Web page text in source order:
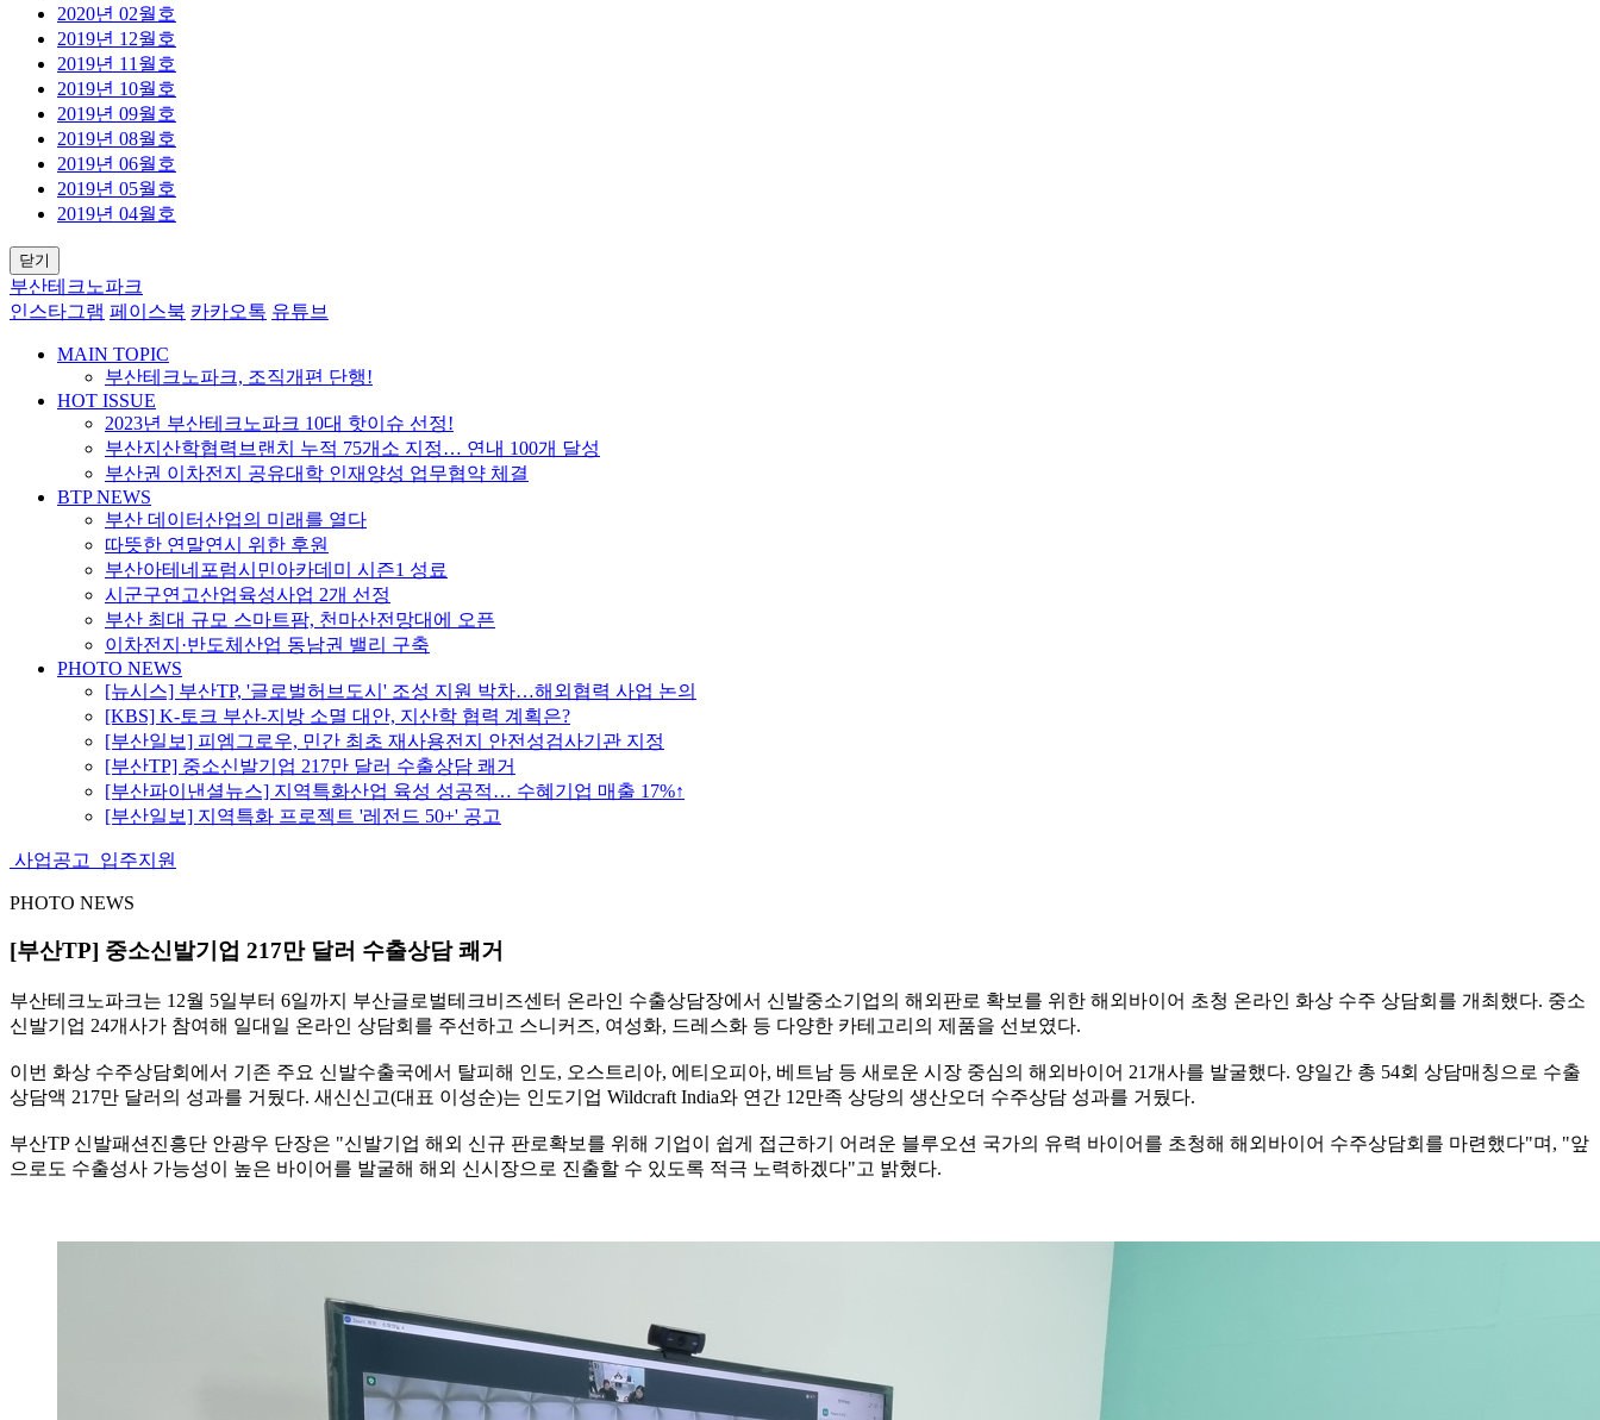
2020년 02월호
2019년 12월호
2019년 11월호
2019년 10월호
2019년 09월호
2019년 08월호
2019년 06월호
2019년 05월호
2019년 04월호
닫기
부산테크노파크
인스타그램 페이스북 카카오톡 유튜브
MAIN TOPIC
부산테크노파크, 조직개편 단행!
HOT ISSUE
2023년 부산테크노파크 10대 핫이슈 선정!
부산지산학협력브랜치 누적 75개소 지정… 연내 100개 달성
부산권 이차전지 공유대학 인재양성 업무협약 체결
BTP NEWS
부산 데이터산업의 미래를 열다
따뜻한 연말연시 위한 후원
부산아테네포럼시민아카데미 시즌1 성료
시군구연고산업육성사업 2개 선정
부산 최대 규모 스마트팜, 천마산전망대에 오픈
이차전지·반도체산업 동남권 밸리 구축
PHOTO NEWS
[뉴시스] 부산TP, '글로벌허브도시' 조성 지원 박차…해외협력 사업 논의
[KBS] K-토크 부산-지방 소멸 대안, 지산학 협력 계획은?
[부산일보] 피엠그로우, 민간 최초 재사용전지 안전성검사기관 지정
[부산TP] 중소신발기업 217만 달러 수출상담 쾌거
[부산파이낸셜뉴스] 지역특화산업 육성 성공적… 수혜기업 매출 17%↑
[부산일보] 지역특화 프로젝트 '레전드 50+' 공고
사업공고 입주지원
PHOTO NEWS
[부산TP] 중소신발기업 217만 달러 수출상담 쾌거
부산테크노파크는 12월 5일부터 6일까지 부산글로벌테크비즈센터 온라인 수출상담장에서 신발중소기업의 해외판로 확보를 위한 해외바이어 초청 온라인 화상 수주 상담회를 개최했다. 중소
신발기업 24개사가 참여해 일대일 온라인 상담회를 주선하고 스니커즈, 여성화, 드레스화 등 다양한 카테고리의 제품을 선보였다.
이번 화상 수주상담회에서 기존 주요 신발수출국에서 탈피해 인도, 오스트리아, 에티오피아, 베트남 등 새로운 시장 중심의 해외바이어 21개사를 발굴했다. 양일간 총 54회 상담매칭으로 수출
상담액 217만 달러의 성과를 거뒀다. 새신신고(대표 이성순)는 인도기업 Wildcraft India와 연간 12만족 상당의 생산오더 수주상담 성과를 거뒀다.
부산TP 신발패션진흥단 안광우 단장은 "신발기업 해외 신규 판로확보를 위해 기업이 쉽게 접근하기 어려운 블루오션 국가의 유력 바이어를 초청해 해외바이어 수주상담회를 마련했다"며, "앞
으로도 수출성사 가능성이 높은 바이어를 발굴해 해외 신시장으로 진출할 수 있도록 적극 노력하겠다"고 밝혔다.